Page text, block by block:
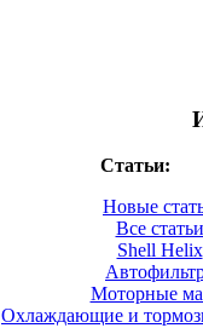
Статьи:
Новые
Все статьи
Shell Helix
Моторные
Охлаждающие и